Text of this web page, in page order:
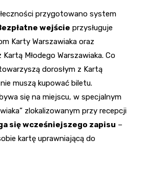
przygotowano system
wejście przysługuje
Karty Warszawiaka oraz
Młodego Warszawiaka. Co
dorosłym z Kartą
muszą kupować biletu.
się na miejscu, w specjalnym
zlokalizowanym przy recepcji
się wcześniejszego zapisu –
kartę uprawniającą do